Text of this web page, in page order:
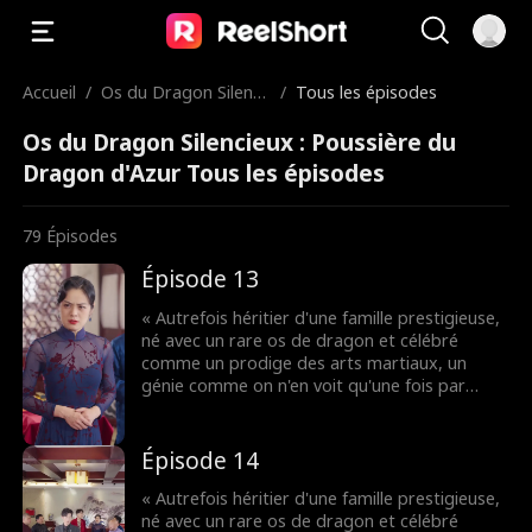
Accueil / Os du Dragon Silenci
agon d'Azur
/ Tous les épisodes
Os du Dragon Silencieux : Poussière du
Dragon d'Azur Tous les épisodes
79 Épisodes
Épisode 13
« Autrefois héritier d'une famille prestigieuse,
né avec un rare os de dragon et célébré
comme un prodige des arts martiaux, un
génie comme on n'en voit qu'une fois par
dragon à son jeune frère. Dès lors, il devint
infirme. Avec l'aide de son amie d'enfance, il
échappa de justesse à l'emprise de sa famille.
Mais elle, pour le protéger, fut à jamais
Épisode 14
« Autrefois héritier d'une famille prestigieuse,
né avec un rare os de dragon et célébré